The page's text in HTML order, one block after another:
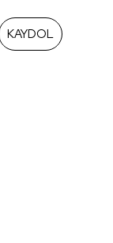
KAYDOL